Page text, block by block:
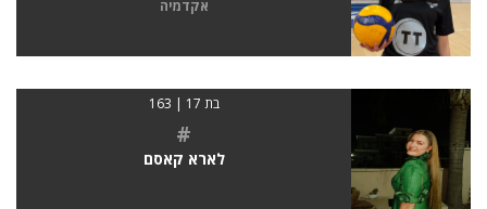
אקדמיה
בת 17 | 163
#
לארא קאסם